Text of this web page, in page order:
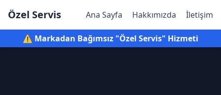
Özel Servis Ana Sayfa Hakkımızda İletişim
⚠️ Markadan Bağımsız "Özel Servis" Hizmeti